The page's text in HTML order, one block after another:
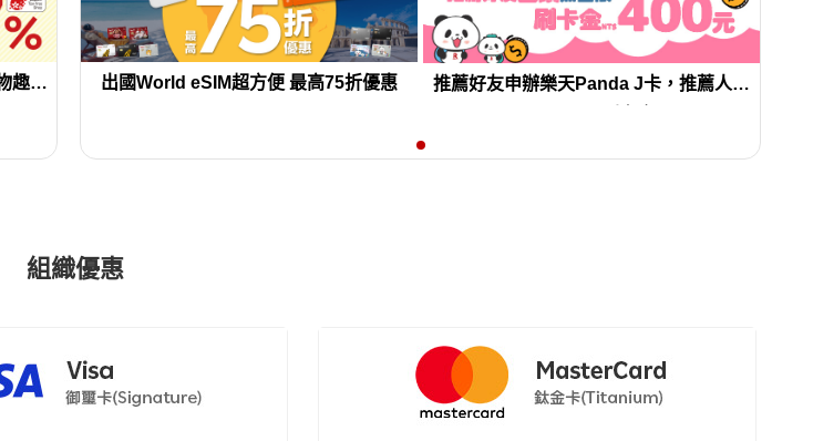
趣，
松本清 / COCOKARA FINE 免稅門市最高
出國World eSIM超方便 最高75折優惠
推薦好友申辦樂天Panda J卡，推薦人享
組織優惠